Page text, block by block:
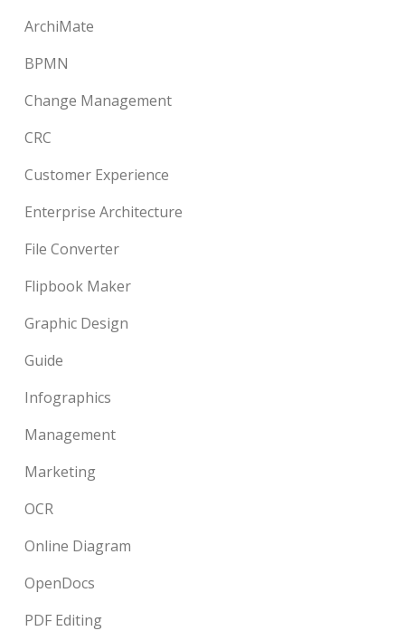
ArchiMate
BPMN
Change Management
CRC
Customer Experience
Enterprise Architecture
File Converter
Flipbook Maker
Graphic Design
Guide
Infographics
Management
Marketing
OCR
Online Diagram
OpenDocs
PDF Editing